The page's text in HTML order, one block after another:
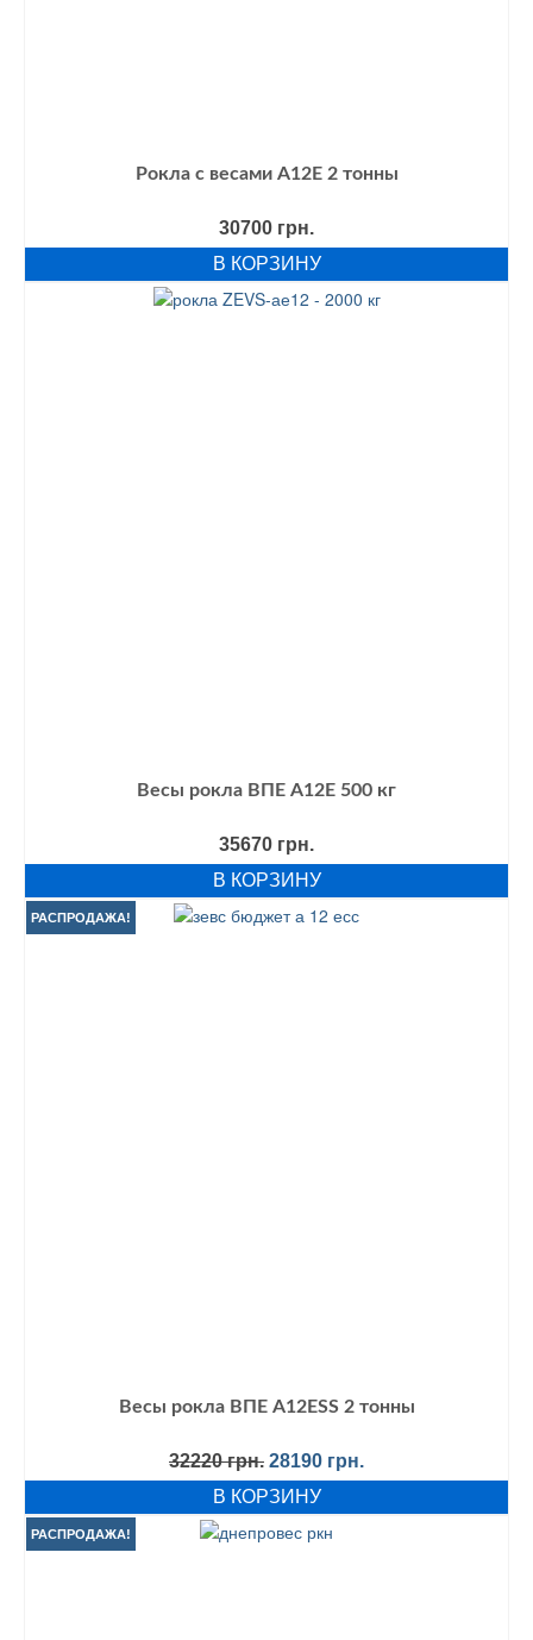
Рокла с весами А12Е 2 тонны
30700 грн.
В КОРЗИНУ
Весы рокла ВПЕ А12Е 500 кг
35670 грн.
В КОРЗИНУ
РАСПРОДАЖА!
Весы рокла ВПЕ A12ESS 2 тонны
32220грн. Первоначальная
цена
составляла
32220 грн..
28190 грн.Текущая
цена:
В КОРЗИНУ
РАСПРОДАЖА!